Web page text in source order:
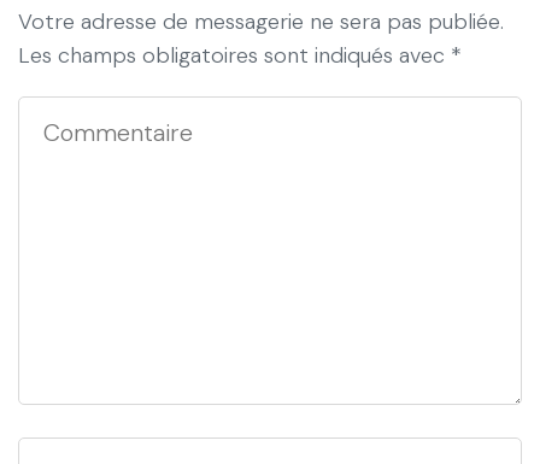
Votre adresse de messagerie ne sera pas publiée.
Les champs obligatoires sont indiqués avec *